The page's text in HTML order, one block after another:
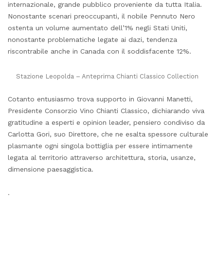
internazionale, grande pubblico proveniente da tutta Italia.
Nonostante scenari preoccupanti, il nobile Pennuto Nero
ostenta un volume aumentato dell’1% negli Stati Uniti,
nonostante problematiche legate ai dazi, tendenza
riscontrabile anche in Canada con il soddisfacente 12%.
Stazione Leopolda – Anteprima Chianti Classico Collection
Cotanto entusiasmo trova supporto in Giovanni Manetti,
Presidente Consorzio Vino Chianti Classico, dichiarando viva
gratitudine a esperti e opinion leader, pensiero condiviso da
Carlotta Gori, suo Direttore, che ne esalta spessore culturale
plasmante ogni singola bottiglia per essere intimamente
legata al territorio attraverso architettura, storia, usanze,
dimensione paesaggistica.
.